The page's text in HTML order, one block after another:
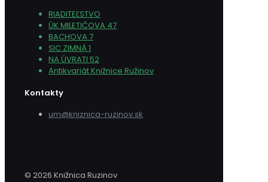
RIADITEĽSTVO
ÚK MILETIČOVA 47
BACHOVA 7
SIC ZIMNÁ 1
NA ÚVRATI 52
Antikvariát Knižnice Ružinov
Kontakty
um@kniznica-ruzinov.sk
© 2026 Knižnica Ruzinov